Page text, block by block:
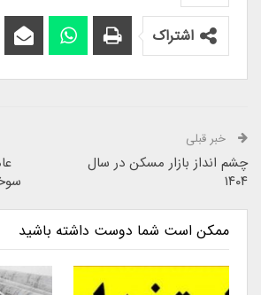
اشتراک
خبر قبلی
چشم انداز بازار مسکن در سال
۱۴۰۴
ممکن است شما دوست داشته باشید